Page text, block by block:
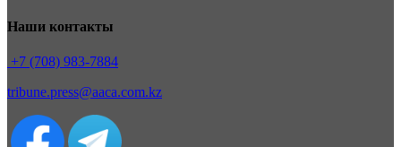
Наши контакты
+7 (708) 983-7884
tribune.press@aaca.com.kz